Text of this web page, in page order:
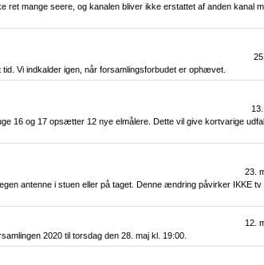
ret mange seere, og kanalen bliver ikke erstattet af anden kanal
Vi indkalder igen, når forsamlingsforbudet er ophævet.
16 og 17 opsætter 12 nye elmålere. Dette vil give kortvarige
23.
antenne i stuen eller på taget. Denne ændring påvirker IKKE tv
12.
2020 til torsdag den 28. maj kl. 19:00.